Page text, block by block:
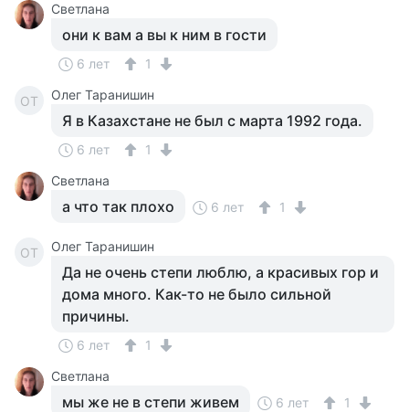
Светлана
они к вам а вы к ним в гости
6 лет 1
ОТ Олег Таранишин
Я в Казахстане не был с марта 1992 года.
6 лет
1
Светлана
а что так плохо 6 лет 1
ОТ Олег Таранишин
Да не очень степи люблю, а красивых гор и
дома много. Как-то не было сильной
причины.
6 лет
1
Светлана
мы же не в степи живем 6 лет 1